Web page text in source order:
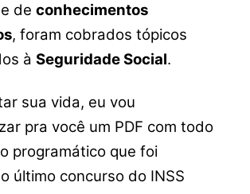
de conhecimentos
, foram cobrados tópicos
à Seguridade Social.
sua vida, eu vou
pra você um PDF com todo
programático que foi
último concurso do INSS